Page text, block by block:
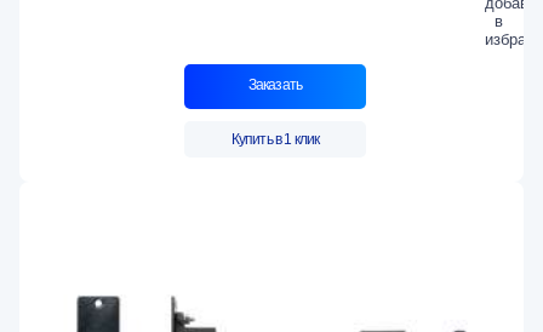
Заказать
Купить в 1 клик